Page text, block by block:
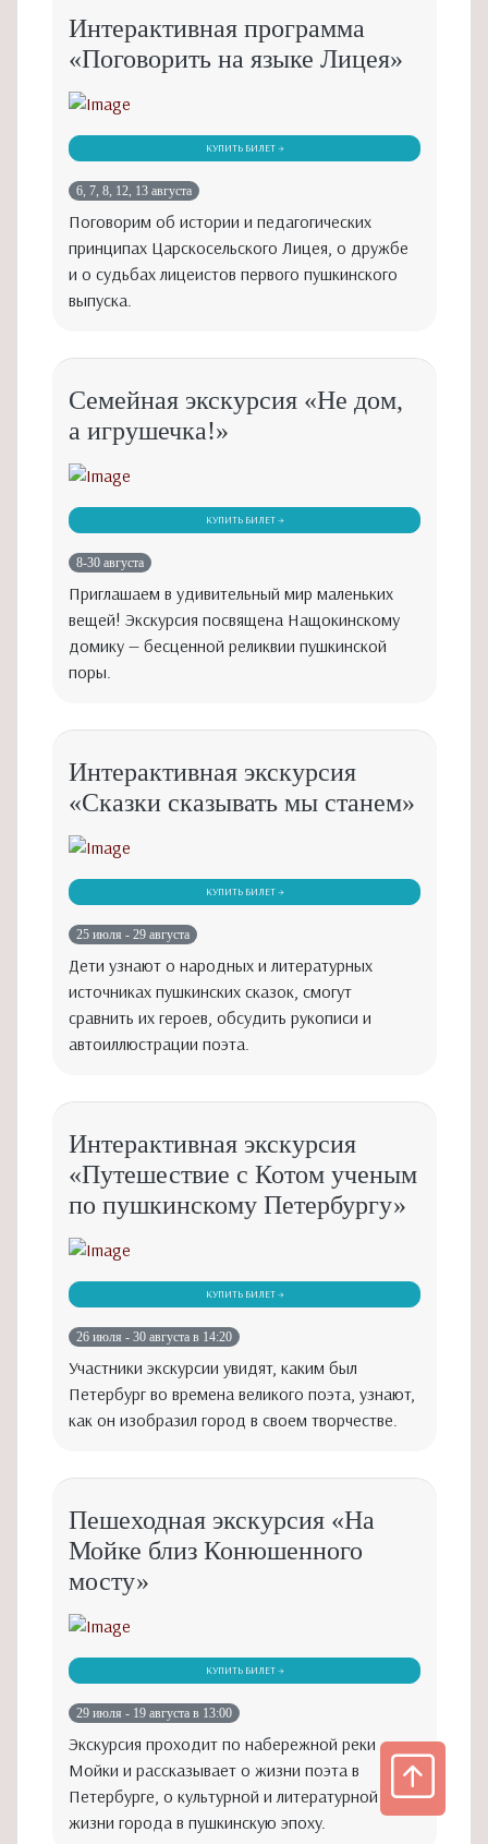
Интерактивная программа
«Поговорить на языке Лицея»
КУПИТЬ БИЛЕТ →
6, 7, 8, 12, 13 августа
Поговорим об истории и педагогических
принципах Царскосельского Лицея, о дружбе
и о судьбах лицеистов первого пушкинского
выпуска.
Семейная экскурсия «Не дом,
а игрушечка!»
КУПИТЬ БИЛЕТ →
8-30 августа
Приглашаем в удивительный мир маленьких
вещей! Экскурсия посвящена Нащокинскому
домику — бесценной реликвии пушкинской
поры.
Интерактивная экскурсия
«Сказки сказывать мы станем»
КУПИТЬ БИЛЕТ →
25 июля - 29 августа
Дети узнают о народных и литературных
источниках пушкинских сказок, смогут
сравнить их героев, обсудить рукописи и
автоиллюстрации поэта.
Интерактивная экскурсия
«Путешествие с Котом ученым
по пушкинскому Петербургу»
КУПИТЬ БИЛЕТ →
26 июля - 30 августа в 14:20
Участники экскурсии увидят, каким был
Петербург во времена великого поэта, узнают,
как он изобразил город в своем творчестве.
Пешеходная экскурсия «На
Мойке близ Конюшенного
мосту»
КУПИТЬ БИЛЕТ →
29 июля - 19 августа в 13:00
Экскурсия проходит по набережной реки
Мойки и рассказывает о жизни поэта в
Петербурге, о культурной и литературной
жизни города в пушкинскую эпоху.